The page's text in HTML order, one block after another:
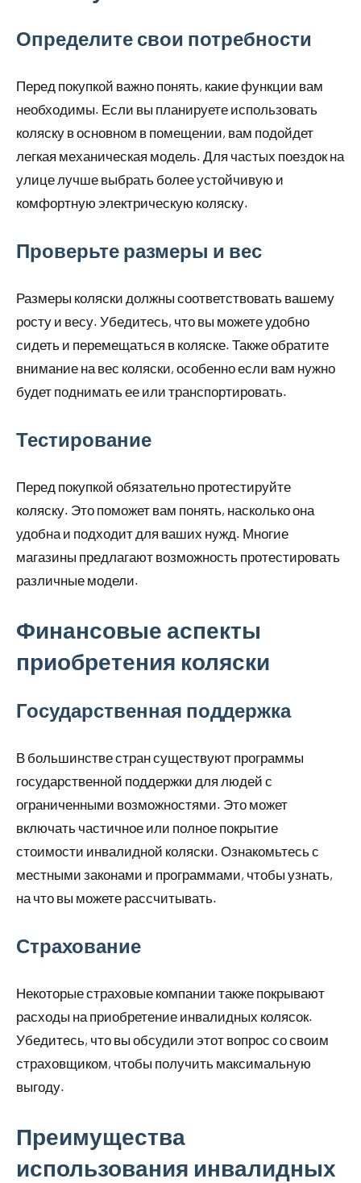
Определите свои потребности
Перед покупкой важно понять, какие функции вам
необходимы. Если вы планируете использовать
коляску в основном в помещении, вам подойдет
легкая механическая модель. Для частых поездок на
улице лучше выбрать более устойчивую и
комфортную электрическую коляску.
Проверьте размеры и вес
Размеры коляски должны соответствовать вашему
росту и весу. Убедитесь, что вы можете удобно
сидеть и перемещаться в коляске. Также обратите
внимание на вес коляски, особенно если вам нужно
будет поднимать ее или транспортировать.
Тестирование
Перед покупкой обязательно протестируйте
коляску. Это поможет вам понять, насколько она
удобна и подходит для ваших нужд. Многие
магазины предлагают возможность протестировать
различные модели.
Финансовые аспекты
приобретения коляски
Государственная поддержка
В большинстве стран существуют программы
государственной поддержки для людей с
ограниченными возможностями. Это может
включать частичное или полное покрытие
стоимости инвалидной коляски. Ознакомьтесь с
местными законами и программами, чтобы узнать,
на что вы можете рассчитывать.
Страхование
Некоторые страховые компании также покрывают
расходы на приобретение инвалидных колясок.
Убедитесь, что вы обсудили этот вопрос со своим
страховщиком, чтобы получить максимальную
выгоду.
Преимущества
использования инвалидных